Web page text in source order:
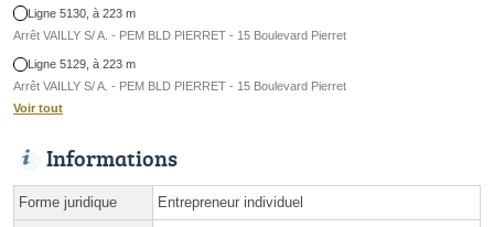
Ligne 5130, à 223 m
Arrêt VAILLY S/ A. - PEM BLD PIERRET - 15 Boulevard Pierret
Ligne 5129, à 223 m
Arrêt VAILLY S/ A. - PEM BLD PIERRET - 15 Boulevard Pierret
Voir tout
Informations
Forme juridique Entrepreneur individuel